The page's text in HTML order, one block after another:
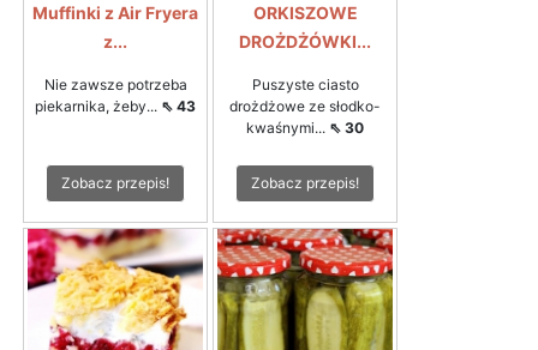
Muffinki z Air Fryera
z...
Nie zawsze potrzeba
piekarnika, żeby... ⇖ 43
Zobacz przepis!
ORKISZOWE
DROŻDŻÓWKI...
Puszyste ciasto
drożdżowe ze słodko-
kwaśnymi... ⇖ 30
Zobacz przepis!